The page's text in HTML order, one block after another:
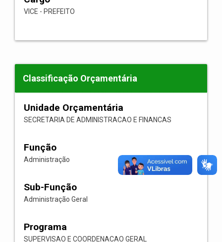
VICE - PREFEITO
Classificação Orçamentária
Unidade Orçamentária
SECRETARIA DE ADMINISTRACAO E FINANCAS
Função
Administração
Sub-Função
Administração Geral
Programa
SUPERVISAO E COORDENACAO GERAL